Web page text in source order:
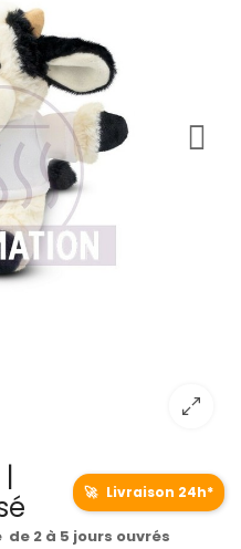
🚀 Livraison 24h*
2 à 5 jours ouvrés